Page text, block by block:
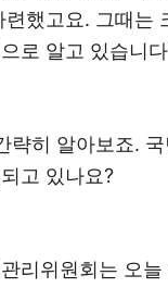
했고요. 그때는
로 알고 있습니
략히 알아보죠.
고 있나요?
리위원회는 오늘